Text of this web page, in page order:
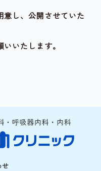
意し、公開させていた
いたします。
せ